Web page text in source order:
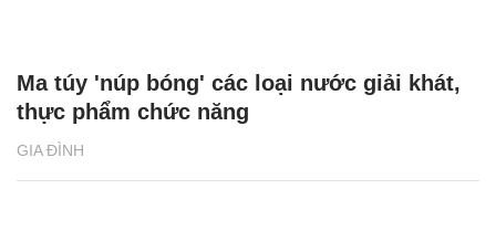
GIA ĐÌNH
Ma túy 'núp bóng' các loại nước giải khát,
thực phẩm chức năng